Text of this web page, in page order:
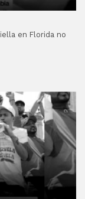
en Florida no